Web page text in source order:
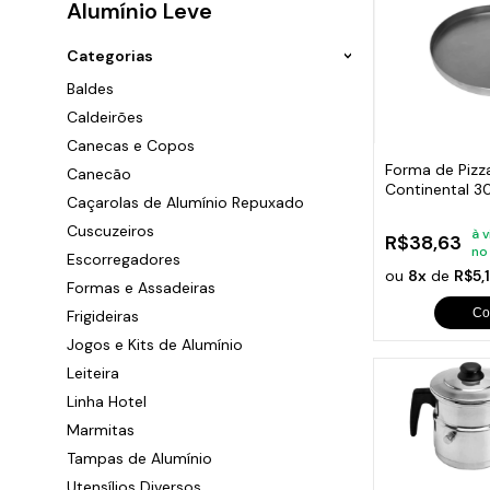
Alumínio Leve
Categorias
Baldes
Caldeirões
Canecas e Copos
Canecão
Caçarolas de Alumínio Repuxado
Cuscuzeiros
Escorregadores
Formas e Assadeiras
Frigideiras
Jogos e Kits de Alumínio
Leiteira
Linha Hotel
Marmitas
Tampas de Alumínio
Forma de
Continental
R$38,63
à
ou 8x de